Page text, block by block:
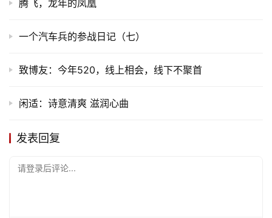
活
情
腾飞，龙年的凤凰
一个汽车兵的参战日记（七）
致博友：今年520，线上相会，线下不聚首
闲适：诗意清爽 滋润心曲
发表回复
请登录后评论...